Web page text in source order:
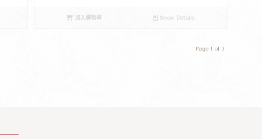
加入購物車 Show Details
Page 1 of 3